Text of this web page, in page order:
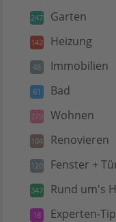
247 Garten
142 Heizung
48 Immobilien
61 Bad
279 Wohnen
104 Renovieren
120 Fenster +
347 Rund um's
18 Experten-